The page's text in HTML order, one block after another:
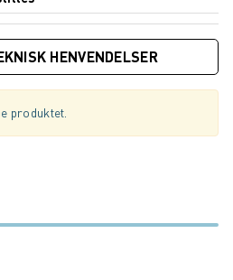
HENVENDELSER
produktet.